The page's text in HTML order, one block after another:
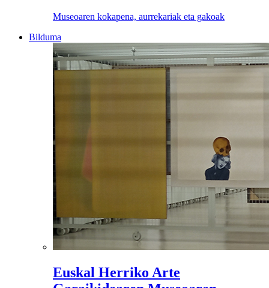
Museoaren kokapena, aurrekariak eta gakoak
Bilduma
Euskal Herriko Arte